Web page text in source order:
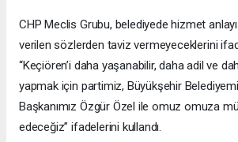
CHP Meclis Grubu, belediyede hizmet
verilen sözlerden taviz vermeyeceklerini
“Keçiören’i daha yaşanabilir, daha adil ve
yapmak için partimiz, Büyükşehir
Başkanımız Özgür Özel ile omuz omuza
edeceğiz” ifadelerini kullandı.